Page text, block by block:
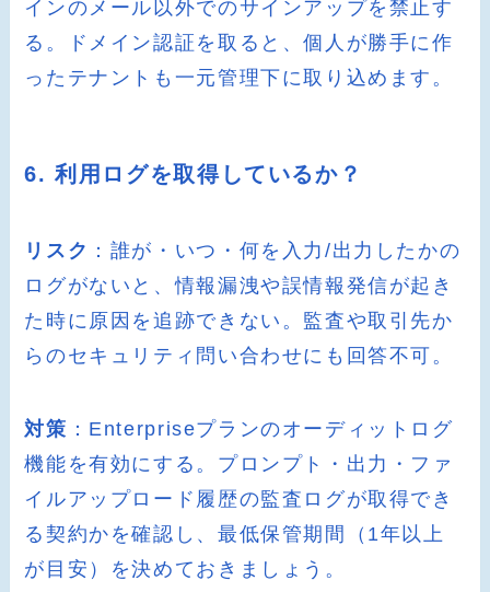
インのメール以外でのサインアップを禁止す
る。ドメイン認証を取ると、個人が勝手に作
ったテナントも一元管理下に取り込めます。
6. 利用ログを取得しているか？
リスク ：誰が・いつ・何を入力/出力したかの
ログがないと、情報漏洩や誤情報発信が起き
た時に原因を追跡できない。監査や取引先か
らのセキュリティ問い合わせにも回答不可。
対策 ：Enterpriseプランのオーディットログ
機能を有効にする。プロンプト・出力・ファ
イルアップロード履歴の監査ログが取得でき
る契約かを確認し、最低保管期間（1年以上
が目安）を決めておきましょう。